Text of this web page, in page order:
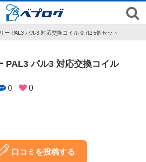
ー PAL3 パル3 対応交換コイル 0.7Ω 5個セット
PAL3 パル3 対応交換コイル
0 0
口コミを投稿する